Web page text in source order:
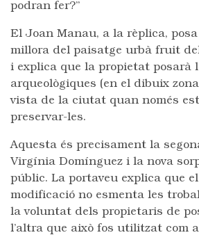
podran fer?”
El Joan Manau, a la rèplica,
millora del paisatge urbà fruit
i explica que la propietat posarà
arqueològiques (en el dibuix
vista de la ciutat quan només
preservar-les.
Aquesta és precisament la
Virgínia Domínguez i la nova
públic. La portaveu explica que
modificació no esmenta les
la voluntat dels propietaris de
l’altra que això fos utilitzat com